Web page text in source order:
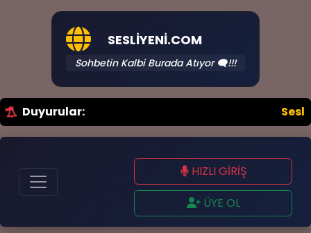
🤷‍♂️
SESLIYENI.COM
Sohbetin Kalbi Burada Atıyor 🗨️!!!
Duyurular: SesliYeni.CoM
HIZLI GİRİŞ
ÜYE OL